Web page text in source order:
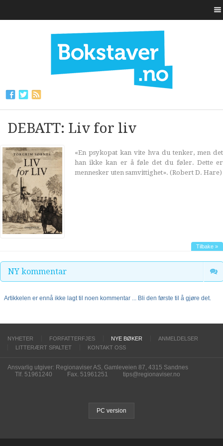
DEBATT: Liv for liv
«En psykopat kan vite hva du tenker, men det
han ikke kan er å føle det du føler. Dette er
mennesker uten samvittighet». (Robert D. Hare)
Tilbake »
NY kommentar
Artikkelen er ennå ikke lagt til noen kommentar ... Bli den første til å gjøre det.
NYHETER FORFATTERFJES NYE BØKER
ANMELDELSER
LITTERÆRT SPALTET
KONTAKT OSS
Ansvarlig utgiver: Regionaviser AS, Gamleveien 87, 4315 Sandnes
Tlf. 51961240
Fax. 51961251 tips@regionaviser.no
PC version